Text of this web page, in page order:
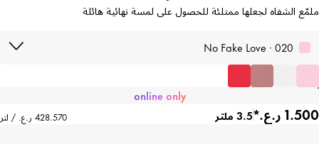
ملمّع الشفاه لجعلها ممتلئة للحصول على لمسة نهائية هائلة
020 · No Fake Love
online only
3.5 ملتر